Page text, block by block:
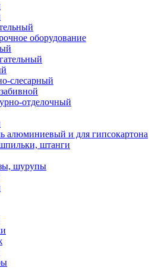
оборудование
слесарный
отделочный
алюминиевый и для гипсокартона
штанги
шурупы